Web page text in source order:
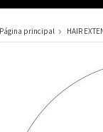
Página principal HAIR